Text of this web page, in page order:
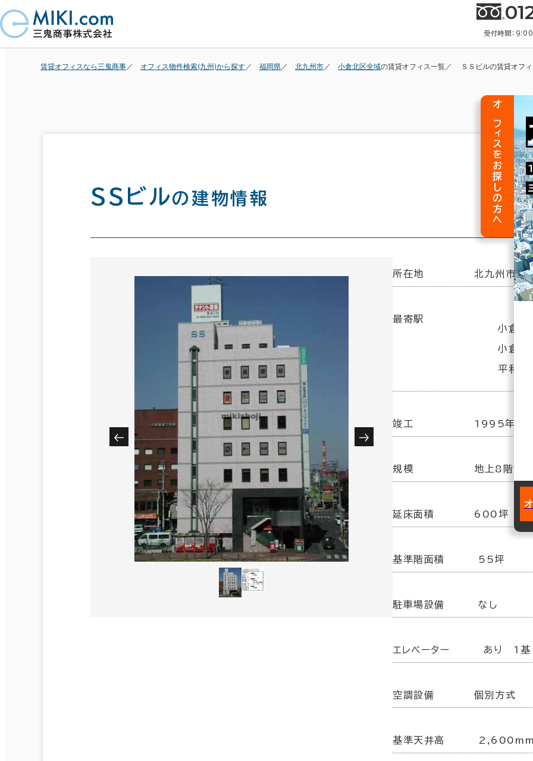
受付時間：
賃貸オフィスなら三鬼商事 オフィス物件検索(九州)から探す 福岡県 北九州市 小倉北区全域の賃貸オフィス一覧 ＳＳビルの賃貸オフ
ＳＳビルの建物情報
所在地 北九州市
最寄駅
小倉
小倉駅
平和通
竣工 1995年 9
規模 地上8階建
延床面積 600坪
基準階面積 55坪
駐車場設備 なし
エレベーター あり 1基
空調設備 個別方式
基準天井高
オフィスをお探しの方へ